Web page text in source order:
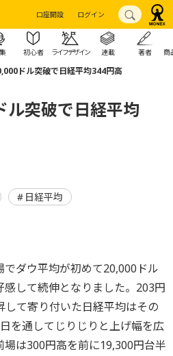
口座開設 ログイン
初心者 ライフデザイン 連載 著者 商
ドル突破で日経平均344円高
突破で日経平均
日経平均
ダウ平均が初めて20,000ドル
して続伸となりました。203円
て寄り付いた日経平均はその
を通してじりじりと上げ幅を広
は300円高を前に19,300円台半